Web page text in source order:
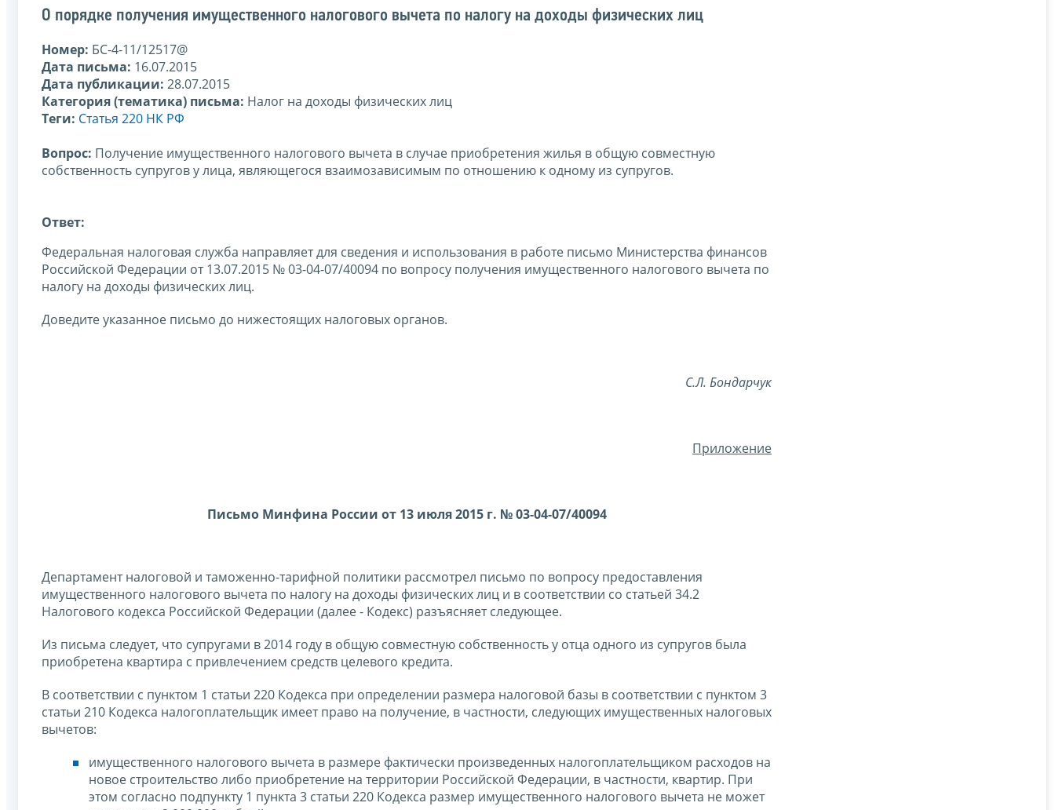
О порядке получения имущественного налогового вычета по налогу на доходы физических лиц
Номер: БС-4-11/12517@
Дата письма: 16.07.2015
Дата публикации: 28.07.2015
Категория (тематика) письма: Налог на доходы физических лиц
Теги: Статья 220 НК РФ
Вопрос: Получение имущественного налогового вычета в случае приобретения жилья в общую совместную
собственность супругов у лица, являющегося взаимозависимым по отношению к одному из супругов.
Ответ:
Федеральная налоговая служба направляет для сведения и использования в работе письмо Министерства финансов
Российской Федерации от 13.07.2015 № 03-04-07/40094 по вопросу получения имущественного налогового вычета по
налогу на доходы физических лиц.
Доведите указанное письмо до нижестоящих налоговых органов.
С.Л. Бондарчук
Приложение
Письмо Минфина России от 13 июля 2015 г. № 03-04-07/40094
Департамент налоговой и таможенно-тарифной политики рассмотрел письмо по вопросу предоставления
имущественного налогового вычета по налогу на доходы физических лиц и в соответствии со статьей 34.2
Налогового кодекса Российской Федерации (далее - Кодекс) разъясняет следующее.
Из письма следует, что супругами в 2014 году в общую совместную собственность у отца одного из супругов была
приобретена квартира с привлечением средств целевого кредита.
В соответствии с пунктом 1 статьи 220 Кодекса при определении размера налоговой базы в соответствии с пунктом 3
статьи 210 Кодекса налогоплательщик имеет право на получение, в частности, следующих имущественных налоговых
вычетов:
имущественного налогового вычета в размере фактически произведенных налогоплательщиком расходов на
новое строительство либо приобретение на территории Российской Федерации, в частности, квартир. При
этом согласно подпункту 1 пункта 3 статьи 220 Кодекса размер имущественного налогового вычета не может